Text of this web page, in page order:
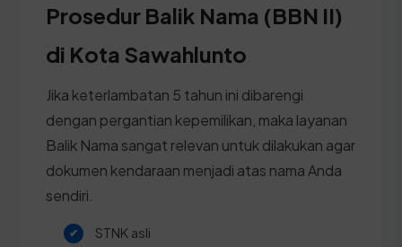
Prosedur Balik Nama (BBN II)
di Kota Sawahlunto
Jika keterlambatan 5 tahun ini dibarengi
dengan pergantian kepemilikan, maka layanan
Balik Nama sangat relevan untuk dilakukan agar
dokumen kendaraan menjadi atas nama Anda
sendiri.
STNK asli